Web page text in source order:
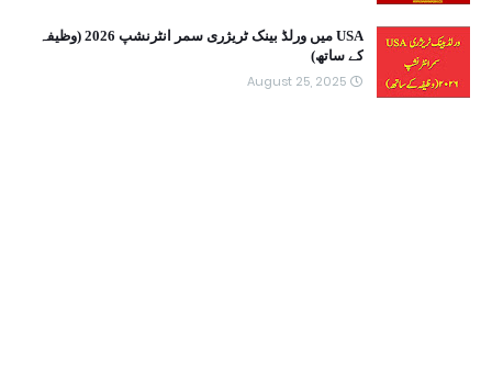
USA میں ورلڈ بینک ٹریژری سمر انٹرنشپ 2026 (وظیفہ
کے ساتھ)
August 25, 2025